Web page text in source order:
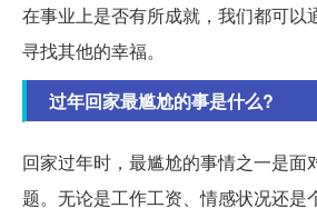
在事业上是否有所成就，我们都可以
寻找其他的幸福。
过年回家最尴尬的事是什么?
回家过年时，最尴尬的事情之一是面
题。无论是工作工资、情感状况还是